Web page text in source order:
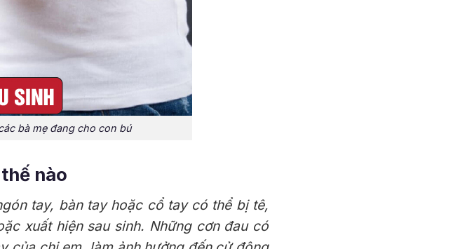
bà mẹ đang cho con bú
nào
tay, bàn tay hoặc cổ tay có thể bị tê,
xuất hiện sau sinh. Những cơn đau có